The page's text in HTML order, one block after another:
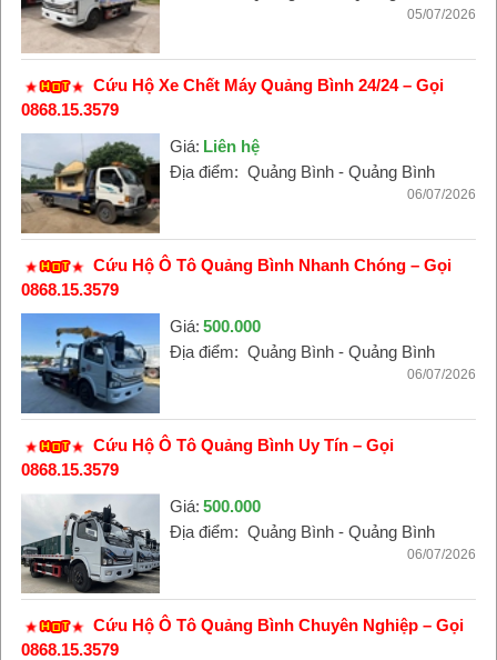
05/07/2026
Cứu Hộ Xe Chết Máy Quảng Bình 24/24 – Gọi
0868.15.3579
Giá: Liên hệ
Địa điểm: Quảng Bình - Quảng Bình
06/07/2026
Cứu Hộ Ô Tô Quảng Bình Nhanh Chóng – Gọi
0868.15.3579
Giá: 500.000
Địa điểm: Quảng Bình - Quảng Bình
06/07/2026
Cứu Hộ Ô Tô Quảng Bình Uy Tín – Gọi
0868.15.3579
Giá: 500.000
Địa điểm: Quảng Bình - Quảng Bình
06/07/2026
Cứu Hộ Ô Tô Quảng Bình Chuyên Nghiệp – Gọi
0868.15.3579